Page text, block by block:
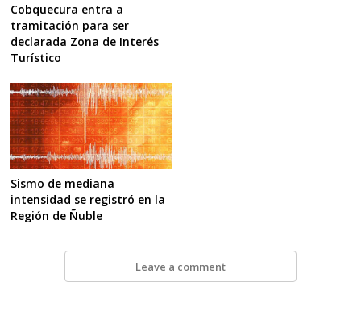
Cobquecura entra a
tramitación para ser
declarada Zona de Interés
Turístico
Sismo de mediana
intensidad se registró en la
Región de Ñuble
Leave a comment